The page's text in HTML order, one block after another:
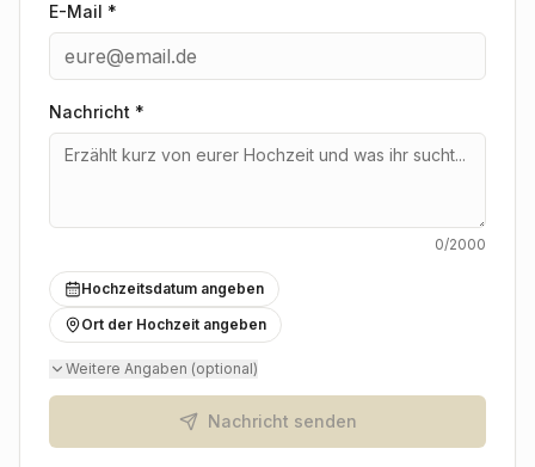
E-Mail *
Nachricht *
0/2000
Hochzeitsdatum angeben
Ort der Hochzeit angeben
Weitere Angaben (optional)
Nachricht senden